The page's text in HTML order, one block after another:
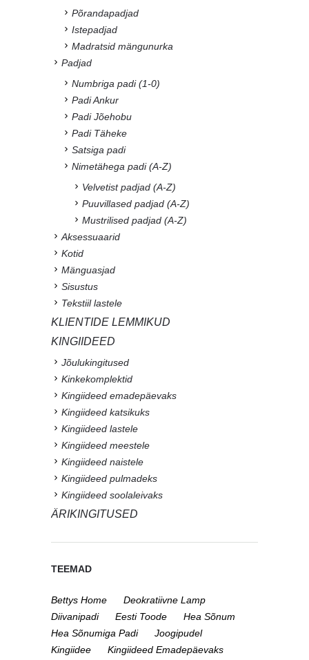
Põrandapadjad
Istepadjad
Madratsid mängunurka
Padjad
Numbriga padi (1-0)
Padi Ankur
Padi Jõehobu
Padi Täheke
Satsiga padi
Nimetähega padi (A-Z)
Velvetist padjad (A-Z)
Puuvillased padjad (A-Z)
Mustrilised padjad (A-Z)
Aksessuaarid
Kotid
Mänguasjad
Sisustus
Tekstiil lastele
KLIENTIDE LEMMIKUD
KINGIIDEED
Jõulukingitused
Kinkekomplektid
Kingiideed emadepäevaks
Kingiideed katsikuks
Kingiideed lastele
Kingiideed meestele
Kingiideed naistele
Kingiideed pulmadeks
Kingiideed soolaleivaks
ÄRIKINGITUSED
TEEMAD
Bettys Home
Deokratiivne Lamp
Diivanipadi
Eesti Toode
Hea Sõnum
Hea Sõnumiga Padi
Joogipudel
Kingiidee
Kingiideed Emadepäevaks